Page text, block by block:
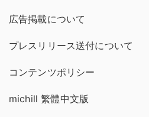
広告掲載について
プレスリリース送付について
コンテンツポリシー
michill 繁體中文版